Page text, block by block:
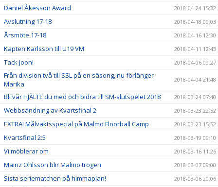
Daniel Åkesson Award 2018-04-24 15:32
Avslutning 17-18 2018-04-18 09:03
Årsmöte 17-18 2018-04-16 12:30
Kapten Karlsson till U19 VM 2018-04-11 12:43
Tack Joon! 2018-04-06 09:27
Från division två till SSL på en säsong, nu förlänger
Marika
2018-04-04 21:48
Bli vår HJÄLTE du med och bidra till SM-slutspelet 2018 2018-03-24 07:40
Webbsändning av Kvartsfinal 2 2018-03-23 22:52
EXTRA! Målvaktsspecial på Malmö Floorball Camp 2018-03-23 15:52
Kvartsfinal 2:5 2018-03-19 09:10
Vi möblerar om 2018-03-16 11:26
Mainz Ohlsson blir Malmö trogen 2018-03-07 09:00
Sista seriematchen på himmaplan! 2018-03-06 20:06